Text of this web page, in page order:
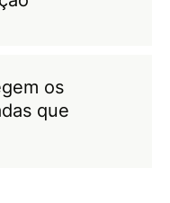
os
que